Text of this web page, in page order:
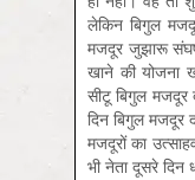
लेकिन बिगुल
मजदूर जुझारू
खाने की योजना
सीटू बिगुल मजदूर
दिन बिगुल मजदूर
मजदूरों का
भी नेता दूसरे दिन